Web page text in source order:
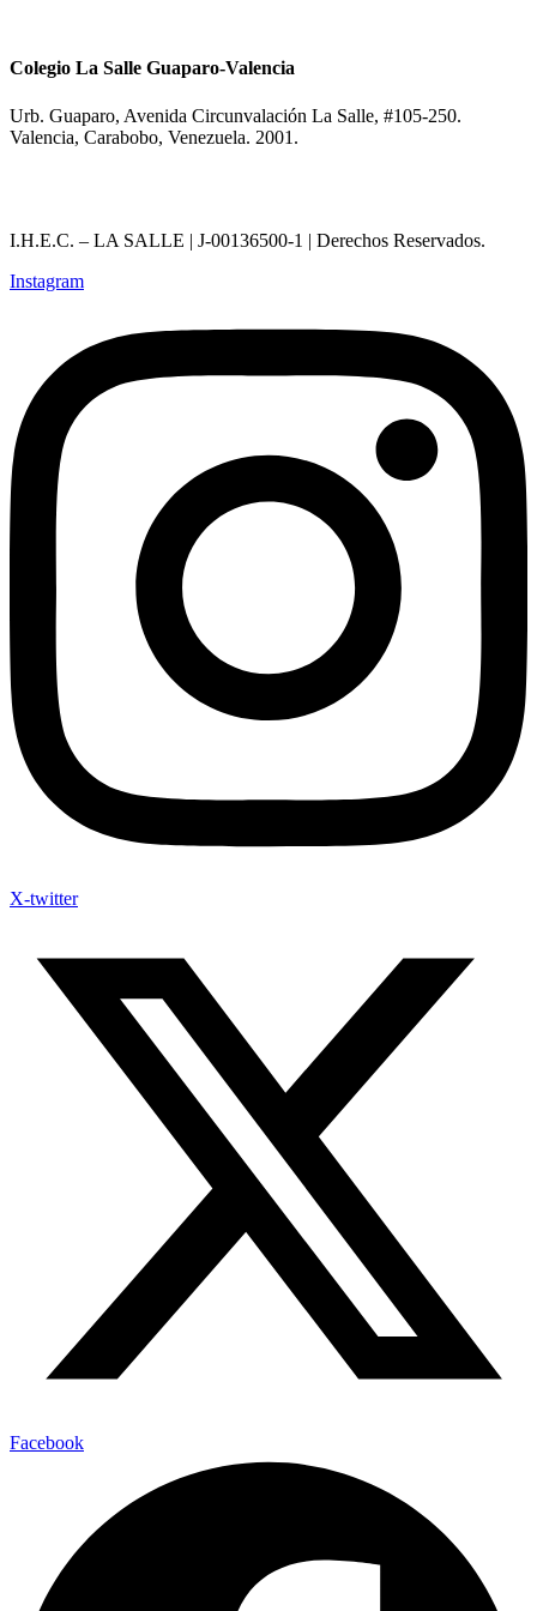
Colegio La Salle Guaparo-Valencia
Urb. Guaparo, Avenida Circunvalación La Salle, #105-250.
Valencia, Carabobo, Venezuela. 2001.
I.H.E.C. – LA SALLE | J-00136500-1 | Derechos Reservados.
Instagram
X-twitter
Facebook